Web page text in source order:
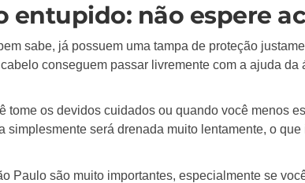
entupido: não espere
sabe, já possuem uma tampa de proteção
conseguem passar livremente com a ajuda da
tome os devidos cuidados ou quando você menos
simplesmente será drenada muito lentamente, o
Paulo são muito importantes, especialmente se